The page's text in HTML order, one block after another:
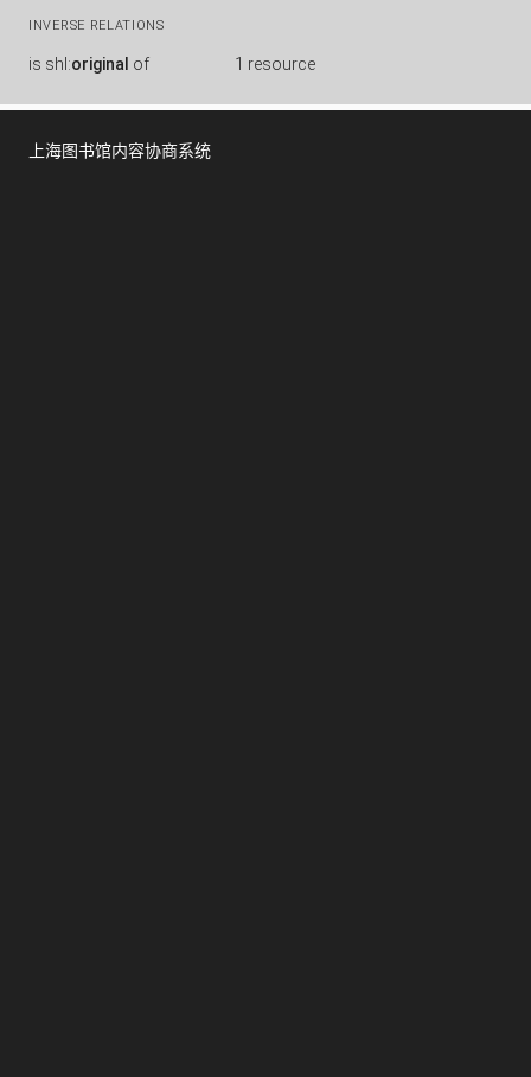
INVERSE RELATIONS
is shl:original of 1 resource
上海图书馆内容协商系统